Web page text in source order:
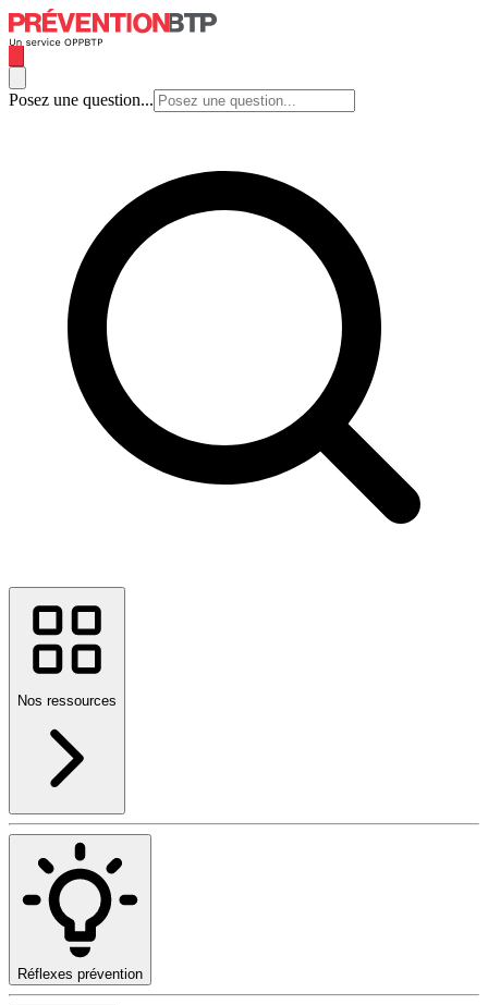
Posez une question...
Nos ressources
Réflexes prévention